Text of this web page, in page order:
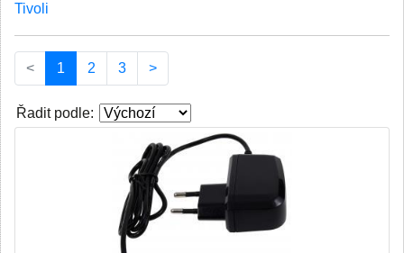
Tivoli
< 1 (current)
2 3 >
Řadit podle: